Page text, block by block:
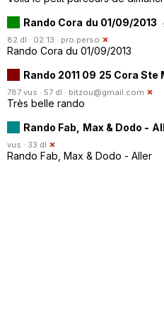
Rando Cora du 01/09/2013
82 dl · 02:13 · pro.perso
Rando Cora du 01/09/2013
Rando 2011 09 25 Cora Ste
787 vus · 57 dl · bitzou@gmail.com
Très belle rando
Rando Fab, Max & Dodo -
vus · 33 dl
Rando Fab, Max & Dodo - Aller